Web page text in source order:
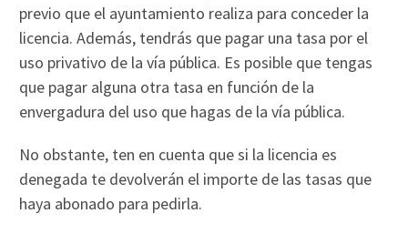
previo que el ayuntamiento realiza para conceder la
licencia. Además, tendrás que pagar una tasa por el
uso privativo de la vía pública. Es posible que tengas
que pagar alguna otra tasa en función de la
envergadura del uso que hagas de la vía pública.
No obstante, ten en cuenta que si la licencia es
denegada te devolverán el importe de las tasas que
haya abonado para pedirla.